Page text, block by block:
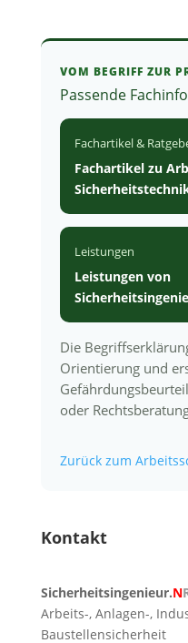
VOM BEGRIFF ZUR
Passende
Fachartikel &
Fachartikel zu
Leistungen
Leistungen von
Die
Orientierung und
oder
Zurück zum
Kontakt
Sicherheitsingenieur.N
Arbeits-, Anlagen-,
Baustellensicherheit